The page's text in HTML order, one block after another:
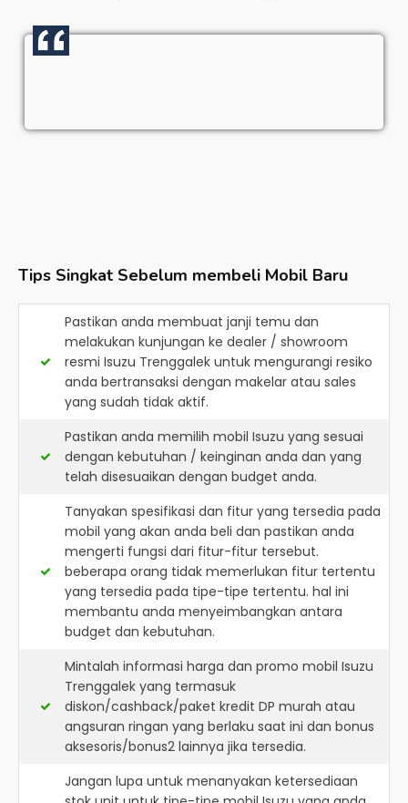
Tips Singkat Sebelum membeli Mobil Baru
Pastikan anda membuat janji temu dan
melakukan kunjungan ke dealer / showroom
resmi Isuzu Trenggalek untuk mengurangi resiko
anda bertransaksi dengan makelar atau sales
yang sudah tidak aktif.
Pastikan anda memilih mobil Isuzu yang sesuai
dengan kebutuhan / keinginan anda dan yang
telah disesuaikan dengan budget anda.
Tanyakan spesifikasi dan fitur yang tersedia pada
mobil yang akan anda beli dan pastikan anda
mengerti fungsi dari fitur-fitur tersebut.
beberapa orang tidak memerlukan fitur tertentu
yang tersedia pada tipe-tipe tertentu. hal ini
membantu anda menyeimbangkan antara
budget dan kebutuhan.
Mintalah informasi harga dan promo mobil Isuzu
Trenggalek yang termasuk
diskon/cashback/paket kredit DP murah atau
angsuran ringan yang berlaku saat ini dan bonus
aksesoris/bonus2 lainnya jika tersedia.
Jangan lupa untuk menanyakan ketersediaan